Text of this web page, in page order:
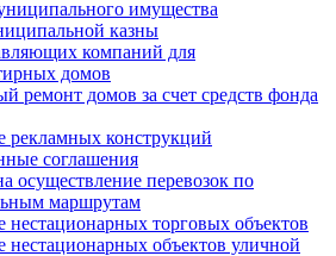
имущества
казны
компаний для
домов
ремонт домов за счет средств фонда
рекламных конструкций
соглашения
осуществление перевозок по
маршрутам
нестационарных торговых объектов
нестационарных объектов уличной